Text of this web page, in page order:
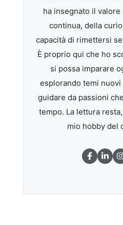
ha insegnato il
continua, della
capacità di rimettersi
È proprio qui che ho
si possa imparare
esplorando temi nuovi
guidare da passioni
tempo. La lettura
mio hobby del